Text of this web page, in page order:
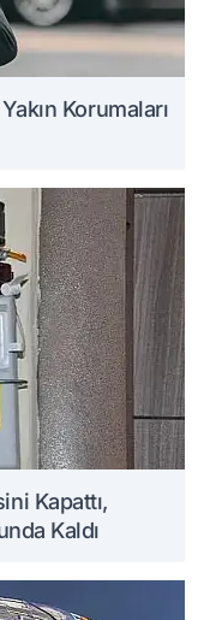
Korumaları
Kapattı,
Kaldı